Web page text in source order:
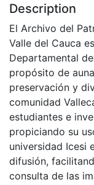
Description
El Archivo del
Valle del Cauca
Departamental
propósito de
preservación y
comunidad
estudiantes e
propiciando su
universidad Icesi
difusión,
consulta de las